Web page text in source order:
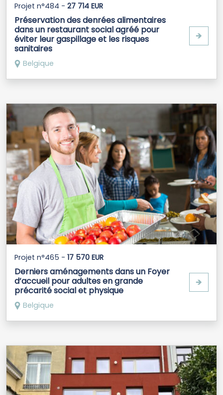
Projet n°484 - 27 714 EUR
Préservation des denrées alimentaires
dans un restaurant social agréé pour
éviter leur gaspillage et les risques
sanitaires
Belgique
🡺
Projet n°465 - 17 570 EUR
Derniers aménagements dans un Foyer
d’accueil pour adultes en grande
précarité social et physique
Belgique
🡺